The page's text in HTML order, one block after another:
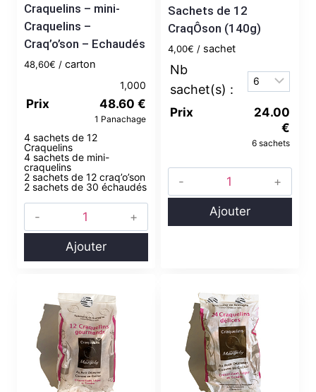
Craquelins – mini-
Craquelins –
Craq’o’son – Echaudés
48,60€ carton
1,000
Prix 48.60 €
1 Panachage
4 sachets de 12
Craquelins
4 sachets de mini-
craquelins
2 sachets de 12 craq’o’son
2 sachets de 30 échaudés
Ajouter
Sachets de 12
CraqÔson (140g)
4,00€ sachet
Prix
24.00
€
6 sachets
Ajouter